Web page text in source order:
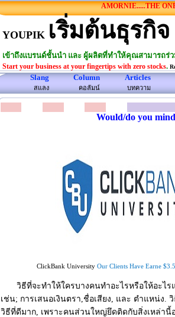
AMORNIE.....THE ONE
YOUPIK เริ่มต้นธุรกิจ
เข้าถึงแบรนด์ชั้นนำ และ ผู้ผลิตที่ทำให้คุณสามารถร่
Start your business at your fingertips with zero stocks.
Slang Column Articles
สแลง คอลัมน์ บทความ
Would/do you
ClickBank University Our Clients Have Earne
วิธีที่จะทําให้ใครบางคนทําอะไรหรือให้อะไร
เช่น; การเสนอเงินตรา,ชื่อเสียง, และ ตําแหน่ง.
วิธีที่ดีมาก, เพราะคนส่วนใหญ่ยึดติดกับสิ่งเหล่านี้